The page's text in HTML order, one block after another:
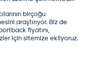
birçoğu
araştırıyor. Biz de
fiyatını,
için sitemize ekliyoruz.